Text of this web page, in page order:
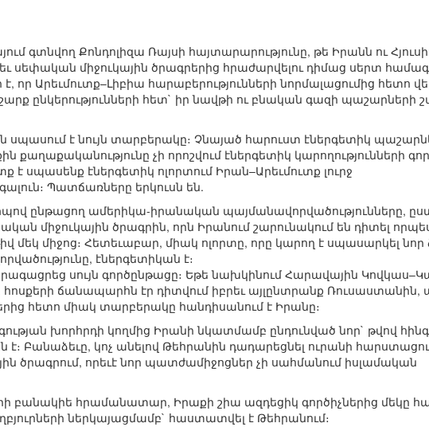
գտնվող Քոնդոլիզա Ռայսի հայտարարությունը, թե Իրանն ու
սեփական միջուկային ծրագրերից հրաժարվելու դիմաց սերտ
Արեւմուտք–Լիբիա հարաբերությունների նորմալացումից հետո
ընկերությունների հետ` իր նավթի ու բնական գազի պաշարների
է նույն տարբերակը։ Չնայած հարուստ էներգետիկ
չի որոշվում էներգետիկ կարողությունների
է սպասենք էներգետիկ ոլորտում Իրան–Արեւմուտք լուրջ
Պատճառները երկուսն են.
ընթացող ամերիկա-իրանական պայմանավորվածությունները,
միջուկային ծրագրին, որն Իրանում շարունակում են դիտել
միջոց։ Հետեւաբար, միակ ոլորտը, որը կարող է սպասարկել նոր
էներգետիկան է։
սույն գործընթացը։ Եթե նախկինում Հարավային
ճանապարհն էր դիտվում իբրեւ այլընտրանք
հետո միակ տարբերակը հանդիսանում է Իրանը։
խորհրդի կողմից Իրանի նկատմամբ ընդունված նոր` թվով
է։ Բանաձեւը, կոչ անելով Թեհրանին դադարեցնել ուրանի
ծրագրում, որեւէ նոր պատժամիջոցներ չի սահմանում իսլամական
բանակիե հրամանատար, Իրաքի շիա ազդեցիկ գործիչներից մեկը
ներկայացմամբ` հաստատվել է Թեհրանում։